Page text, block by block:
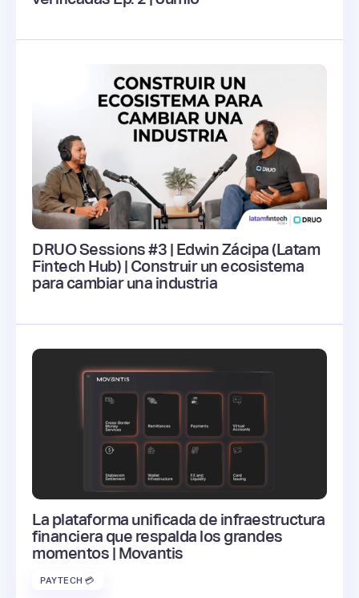
DRUO Sessions #3 | Edwin Zácipa (Latam
Fintech Hub) | Construir un ecosistema
para cambiar una industria
La plataforma unificada de infraestructura
financiera que respalda los grandes
momentos | Movantis
PAYTECH 💳